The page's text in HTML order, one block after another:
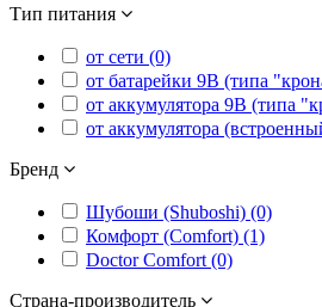
Тип питания
от сети (0)
от батарейки 9В (типа
от аккумулятора 9В (типа
от аккумулятора
Бренд
Шубоши (Shuboshi) (0)
Комфорт (Comfort) (1)
Doctor Comfort (0)
Страна-производитель